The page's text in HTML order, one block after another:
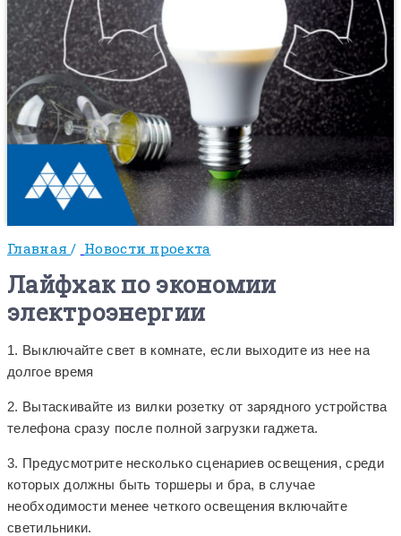
Главная/ Новости проекта
Лайфхак по экономии
электроэнергии
1. Выключайте свет в комнате, если выходите из нее на
долгое время
2. Вытаскивайте из вилки розетку от зарядного устройства
телефона сразу после полной загрузки гаджета.
3. Предусмотрите несколько сценариев освещения, среди
которых должны быть торшеры и бра, в случае
необходимости менее четкого освещения включайте
светильники.